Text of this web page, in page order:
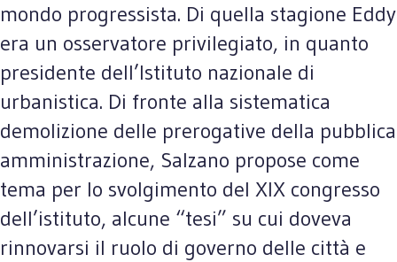
mondo progressista. Di quella stagione Eddy
era un osservatore privilegiato, in quanto
presidente dell’Istituto nazionale di
urbanistica. Di fronte alla sistematica
demolizione delle prerogative della pubblica
amministrazione, Salzano propose come
tema per lo svolgimento del XIX congresso
dell’istituto, alcune “tesi” su cui doveva
rinnovarsi il ruolo di governo delle città e